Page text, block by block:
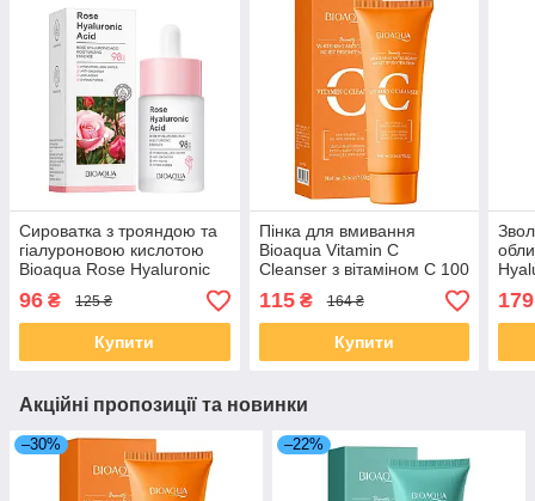
Сироватка з трояндою та
гіалуроновою кислотою
Bioaqua Rose Hyaluronic
Acid Essence зволожуюча
антивікова, 30 мл
96 ₴ 125 ₴
Купити
Пінка для вмивання
Bioaqua Vitamin C
Cleanser з вітаміном С 100
г
115₴ 164 ₴
Купити
мл
179
Акційні пропозиції та новинки
–30% –22%